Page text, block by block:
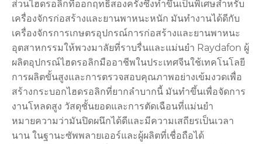
ส่วนไฮดรอลิกที่ออกฤทธิ์สองครั้งซึ่งทำขึ้นเป็นพิเศษสำหรับ
เครื่องจักรก่อสร้างและยานพาหนะหนัก มันทำงานได้ดีกับ
เครื่องจักรการเกษตรอุปกรณ์การก่อสร้างและยานพาหนะ
อุตสาหกรรมให้พวงมาลัยที่ราบรื่นและแม่นยำ Raydafon ผู้
ผลิตอุปกรณ์ไฮดรอลิกมืออาชีพในประเทศจีนใช้เทคโนโลยี
การผลิตขั้นสูงและการตรวจสอบคุณภาพอย่างเข้มงวดเพื่อ
สร้างกระบอกไฮดรอลิกที่ยากลำบากนี้ มันทำขึ้นเพื่อจัดการ
งานโหลดสูง วัสดุชั้นยอดและการตัดเฉือนที่แม่นยำ
หมายความว่ามันปิดผนึกได้ดีและมีความเสถียรเป็นเวลา
นาน ในฐานะซัพพลายเออร์และผู้ผลิตที่เชื่อถือได้